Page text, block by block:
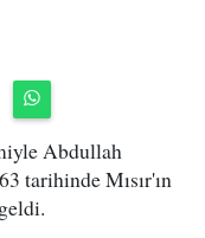
Abdullah
tarihinde Mısır'ın